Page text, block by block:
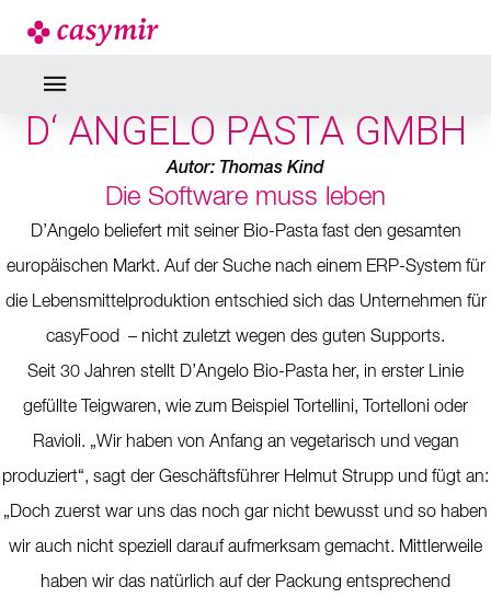
D‘ ANGELO PASTA GMBH
D‘ ANGELO PASTA GMBH
Autor: Thomas Kind
Die Software muss leben
D’Angelo beliefert mit seiner Bio-Pasta fast den gesamten
europäischen Markt. Auf der Suche nach einem ERP-System für
die Lebensmittelproduktion entschied sich das Unternehmen für
casyFood – nicht zuletzt wegen des guten Supports.
Seit 30 Jahren stellt D’Angelo Bio-Pasta her, in erster Linie
gefüllte Teigwaren, wie zum Beispiel Tortellini, Tortelloni oder
Ravioli. „Wir haben von Anfang an vegetarisch und vegan
produziert“, sagt der Geschäftsführer Helmut Strupp und fügt an:
„Doch zuerst war uns das noch gar nicht bewusst und so haben
wir auch nicht speziell darauf aufmerksam gemacht. Mittlerweile
haben wir das natürlich auf der Packung entsprechend